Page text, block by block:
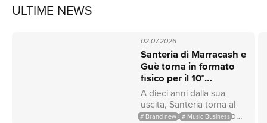
ULTIME NEWS
02.07.2026
Santeria di Marracash e
Guè torna in formato
fisico per il 10°
anniversario
A dieci anni dalla sua
uscita, Santeria torna al
centro dell’immaginario
# Brand new # Music Business